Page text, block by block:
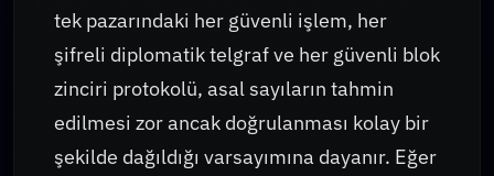
tek pazarındaki her güvenli işlem, her
şifreli diplomatik telgraf ve her güvenli blok
zinciri protokolü, asal sayıların tahmin
edilmesi zor ancak doğrulanması kolay bir
şekilde dağıldığı varsayımına dayanır. Eğer